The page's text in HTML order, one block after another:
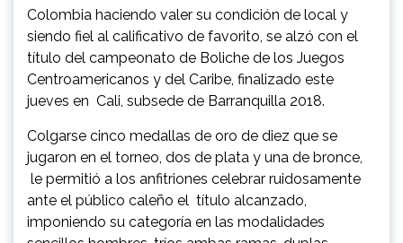
Colombia haciendo valer su condición de local y
siendo fiel al calificativo de favorito, se alzó con el
título del campeonato de Boliche de los Juegos
Centroamericanos y del Caribe, finalizado este
jueves en Cali, subsede de Barranquilla 2018.
Colgarse cinco medallas de oro de diez que se
jugaron en el torneo, dos de plata y una de bronce,
le permitió a los anfitriones celebrar ruidosamente
ante el público caleño el título alcanzado,
imponiendo su categoría en las modalidades